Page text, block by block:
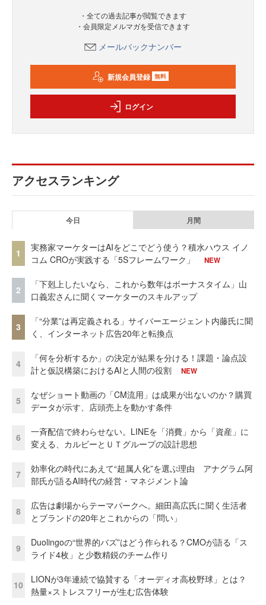
・全ての過去記事が閲覧できます
・会員限定メルマガを受信できます
メールバックナンバー
新規会員登録 無料
ログイン
アクセスランキング
今日 月間
1
実務家マーケターはAIをどこでどう使う？積水ハウス イノ
コム CROが実践する「5Sフレームワーク」
NEW
2
「下剋上したいなら、これから数年はボーナスタイム」山
口義宏さんに聞くマーケターのスキルアップ
3
「“分業”は再定義される」サイバーエージェント内藤氏に聞
く、インターネット広告20年と転換点
4
「何を分析するか」の決定が結果を分ける！課題・論点設
計と仮説構築におけるAIと人間の役割
NEW
5
なぜショート動画の「CM流用」は成果が出ないのか？購買
データが示す、店頭売上を動かす条件
6
一斉配信で終わらせない。LINEを「消費」から「資産」に
変える、カルビーとＵＴグループの設計思想
7
効率化の時代にあえて“超属人化”を選ぶ理由 アナグラム阿
部氏が語るAI時代の経営・マネジメント論
8
広告は劇場からテーマパークへ。細田高広氏に聞く生活者
とブランドの20年とこれからの「問い」
9
Duolingoの“世界的バズ”はどう作られる？CMOが語る「ス
ライド4枚」と少数精鋭のチーム作り
10
LIONが3年連続で協賛する「オーディオ高校野球」とは？
熱量×ストレスフリーが生む広告体験